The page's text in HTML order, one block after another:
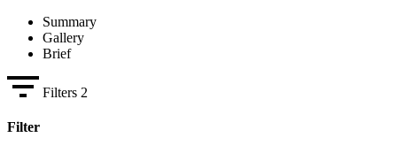
Summary
Gallery
Brief
Filters 2
Filter